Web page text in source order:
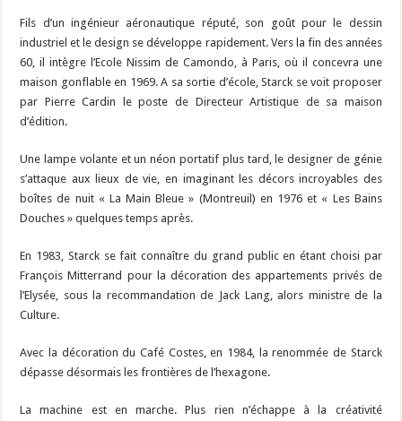
Fils d’un ingénieur aéronautique réputé, son goût pour le dessin
industriel et le design se développe rapidement. Vers la fin des années
60, il intègre l’Ecole Nissim de Camondo, à Paris, où il concevra une
maison gonflable en 1969. A sa sortie d’école, Starck se voit proposer
par Pierre Cardin le poste de Directeur Artistique de sa maison
d’édition.
Une lampe volante et un néon portatif plus tard, le designer de génie
s’attaque aux lieux de vie, en imaginant les décors incroyables des
boîtes de nuit « La Main Bleue » (Montreuil) en 1976 et « Les Bains
Douches » quelques temps après.
En 1983, Starck se fait connaître du grand public en étant choisi par
François Mitterrand pour la décoration des appartements privés de
l’Elysée, sous la recommandation de Jack Lang, alors ministre de la
Culture.
Avec la décoration du Café Costes, en 1984, la renommée de Starck
dépasse désormais les frontières de l’hexagone.
La machine est en marche. Plus rien n’échappe à la créativité